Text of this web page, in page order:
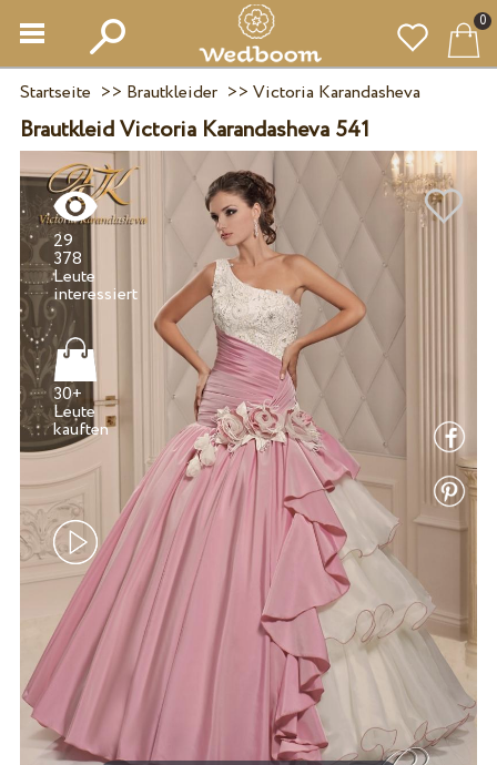
0
Startseite >> Brautkleider>> Victoria Karandasheva
Brautkleid Victoria Karandasheva 541
29
378
Leute
30+
Leute
kauften